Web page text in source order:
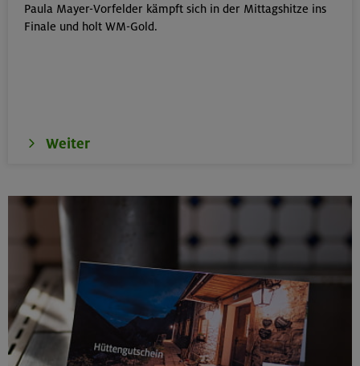
Kinderkletterkurs für Anfänger im Altmühltal
Grundkurs Klettern indoor
Karwendel-Runde
Karwendel
Paula Mayer-Vorfelder kämpft sich in der Mittagshitze ins
Finale und holt WM-Gold.
Weiter